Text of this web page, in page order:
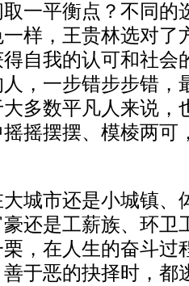
一平衡点？不同的
样，王贵林选对了
自我的认可和社会
，一步错步步错，
多数平凡人来说，
摇摆摆、模棱两可
市还是小城镇、
还是工薪族、环卫
，在人生的奋斗过
于恶的抉择时，都